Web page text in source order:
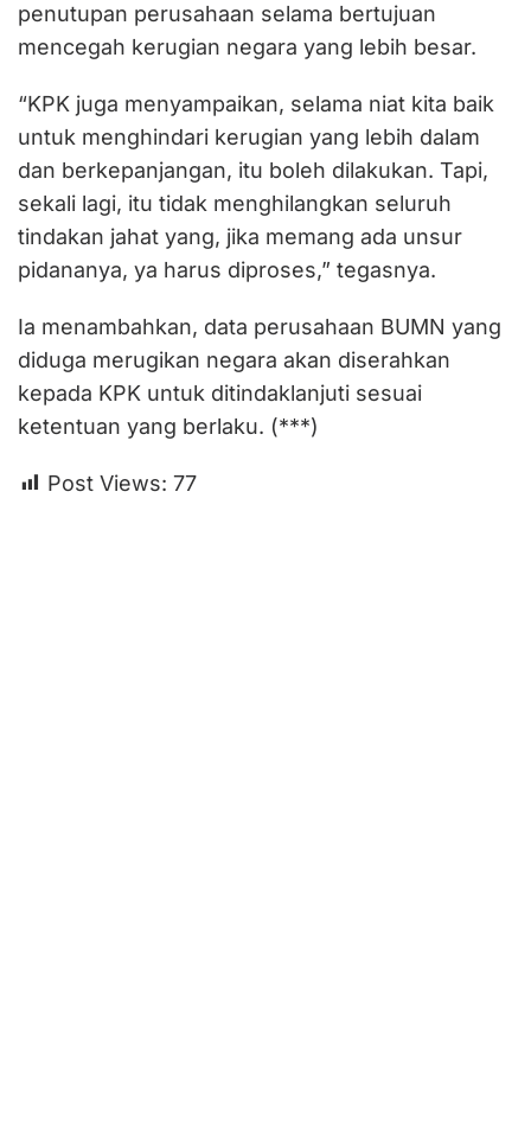
penutupan perusahaan selama bertujuan
mencegah kerugian negara yang lebih besar.
“KPK juga menyampaikan, selama niat kita baik
untuk menghindari kerugian yang lebih dalam
dan berkepanjangan, itu boleh dilakukan. Tapi,
sekali lagi, itu tidak menghilangkan seluruh
tindakan jahat yang, jika memang ada unsur
pidananya, ya harus diproses,” tegasnya.
Ia menambahkan, data perusahaan BUMN yang
diduga merugikan negara akan diserahkan
kepada KPK untuk ditindaklanjuti sesuai
ketentuan yang berlaku. (***)
Post Views: 77